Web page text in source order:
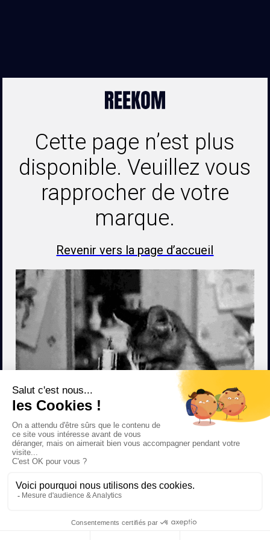
Cette page n’est plus
disponible. Veuillez vous
rapprocher de votre
marque.
Revenir vers la page d’accueil
Bonjour, avez-vous des questions?